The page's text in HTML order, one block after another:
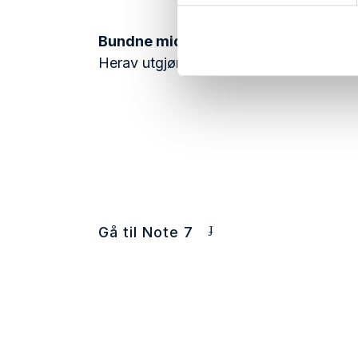
Bundne midler
Herav utgjør bundne midler kr 32 722
Gå til Note 7